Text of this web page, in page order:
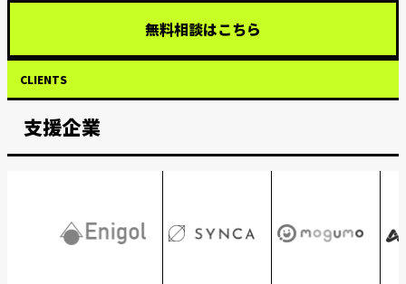
無料相談はこちら
CLIENTS
支援企業